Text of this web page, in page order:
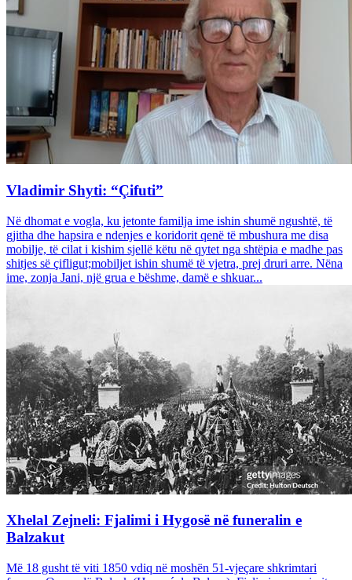
Vladimir Shyti: “Çifuti”
Në dhomat e vogla, ku jetonte familja ime ishin shumë ngushtë, të
gjitha dhe hapsira e ndenjes e koridorit qenë të mbushura me disa
mobilje, të cilat i kishim sjellë këtu në qytet nga shtëpia e madhe pas
shitjes së çifligut;mobiljet ishin shumë të vjetra, prej druri arre. Nëna
ime, zonja Jani, një grua e bëshme, damë e shkuar...
Xhelal Zejneli: Fjalimi i Hygosë në funeralin e
Balzakut
Më 18 gusht të viti 1850 vdiq në moshën 51-vjeçare shkrimtari